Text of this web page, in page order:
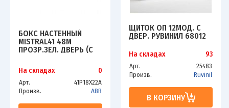
БОКС НАСТЕННЫЙ
MISTRAL41 48М
ПРОЗР.ЗЕЛ. ДВЕРЬ (С
1SPE007717F0721
На складах 0
Арт.
41P18X22A
Произв.
ABB
ЩИТОК ОП 12МОД. С
ДВЕР. РУВИНИЛ 68012
На складах 93
Арт.
25483
Произв.
Ruvinil
В КОРЗИНУ